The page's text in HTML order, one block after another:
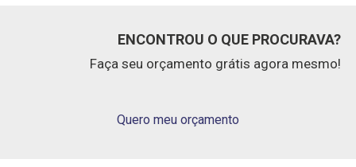
ENCONTROU O QUE PROCURAVA?
Faça seu orçamento grátis agora mesmo!
Quero meu orçamento